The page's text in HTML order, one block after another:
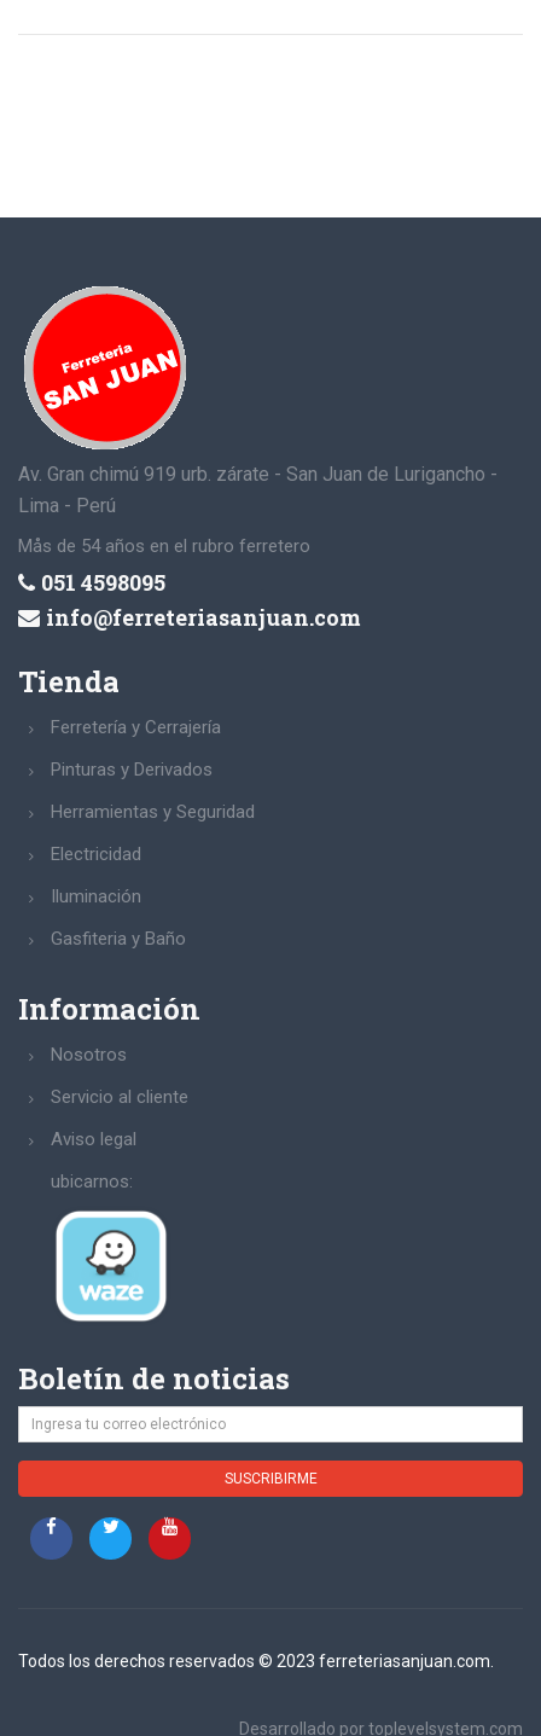
Av. Gran chimú 919 urb. zárate - San Juan de Lurigancho -
Lima - Perú
Mås de 54 años en el rubro ferretero
051 4598095
info@ferreteriasanjuan.com
Tienda
Ferretería y Cerrajería
Pinturas y Derivados
Herramientas y Seguridad
Electricidad
Iluminación
Gasfiteria y Baño
Información
Nosotros
Servicio al cliente
Aviso legal
ubicarnos:
Boletín de noticias
Todos los derechos reservados © 2023 ferreteriasanjuan.com.
Desarrollado portoplevelsystem.com